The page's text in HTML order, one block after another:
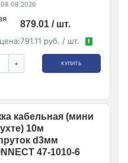
879.01 / шт.
791.11 руб. / шт. !
+ КУПИТЬ
кабельная (мини
10м
d3мм
47-1010-6